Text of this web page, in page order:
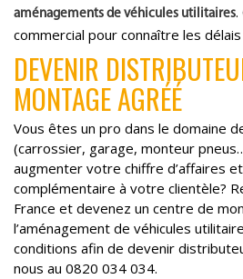
aménagements de véhicules utilitaires.
commercial pour connaître les
DEVENIR
MONTAGE AGRÉÉ
Vous êtes un pro dans le domaine
(carrossier, garage, monteur
augmenter votre chiffre d’affaires
complémentaire à votre clientèle?
France et devenez un centre de
l’aménagement de véhicules
conditions afin de devenir
nous au 0820 034 034.